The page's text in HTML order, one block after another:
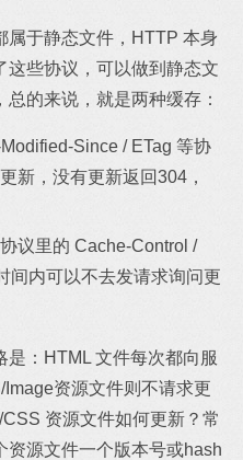
属于静态文件，HTTP 本身
这些协议，可以做到静态文
，总的来说，就是两种缓存：
Since / ETag 等协
新，没有更新返回304，
议里的 Cache-Control /
间内可以不去发请求询问更
：HTML 文件每次都向服
资源文件则不请求更
资源文件如何更新？常
资源文件一个版本号或hash